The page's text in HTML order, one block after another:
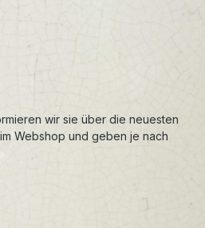
wir sie über die neuesten
Webshop und geben je nach